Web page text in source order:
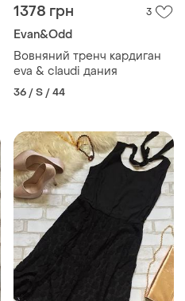
1378 грн 3
Evan&Odd
Вовняний тренч кардиган
eva & claudi дания
36 / S / 44